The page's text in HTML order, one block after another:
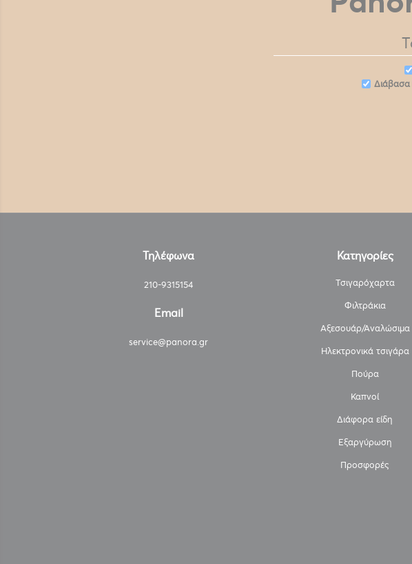
Διάβασα
Τηλέφωνα
210-9315154
Email
service@panora.gr
Κατηγορίες
Τσιγαρόχαρτα
Φιλτράκια
Αξεσουάρ/Αναλώσιμα
Ηλεκτρονικά τσιγάρα
Πούρα
Καπνοί
Διάφορα είδη
Εξαργύρωση
Προσφορές